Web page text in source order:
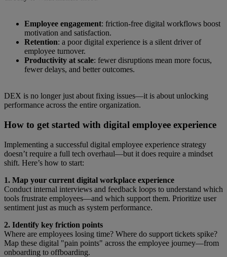
Employee engagement: friction-free digital workflows boost
motivation and satisfaction.
Retention: a poor digital experience is a silent driver of
employee turnover.
Productivity at scale: fewer disruptions mean more focus,
fewer delays, and better outcomes.
DEX is no longer just about fixing issues—it is about unlocking
performance across the entire organization.
How to get started with digital employee experience
Implementing a successful digital employee experience strategy
doesn’t require a full tech overhaul—but it does require a mindset
shift. Here’s how to start:
1. Map your current digital workplace experience
Conduct internal interviews and feedback loops to understand which
tools frustrate employees—and which support them. Prioritize user
sentiment just as much as system performance.
2. Identify key friction points
Where are employees losing time? Where do support tickets spike?
Map these digital "pain points" across the employee journey—from
onboarding to offboarding.